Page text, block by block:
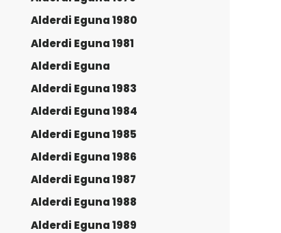
Alderdi Eguna 1980
Alderdi Eguna 1981
Alderdi Eguna
Alderdi Eguna 1983
Alderdi Eguna 1984
Alderdi Eguna 1985
Alderdi Eguna 1986
Alderdi Eguna 1987
Alderdi Eguna 1988
Alderdi Eguna 1989